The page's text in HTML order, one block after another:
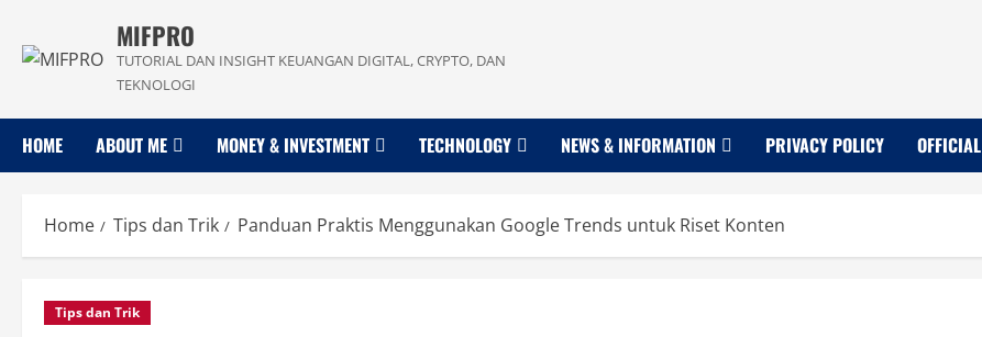
content
MIFPRO
TUTORIAL DAN INSIGHT KEUANGAN DIGITAL, CRYPTO, DAN
TEKNOLOGI
HOME ABOUT ME MONEY & INVESTMENT TECHNOLOGY NEWS & INFORMATION PRIVACY POLICY OFFICIAL
Home Tips dan Trik Panduan Praktis Menggunakan Google Trends untuk Riset Konten
Tips dan Trik